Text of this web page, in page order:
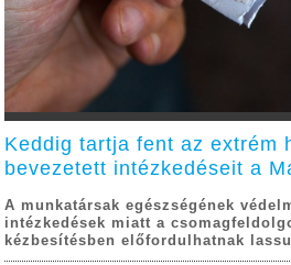
Keddig tartja fent az extrém
bevezetett intézkedéseit a
A munkatársak egészségének
intézkedések miatt a
kézbesítésben előfordulhatnak